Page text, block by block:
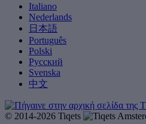
Italiano
Nederlands
日本語
Português
Polski
Русский
Svenska
中文
© 2014-2026 Tiqets